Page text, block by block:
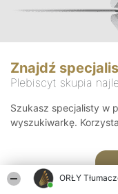
ORŁY
Znajdź
Plebiscyt skupia
Szukasz specjalisty w
wyszukiwarkę.